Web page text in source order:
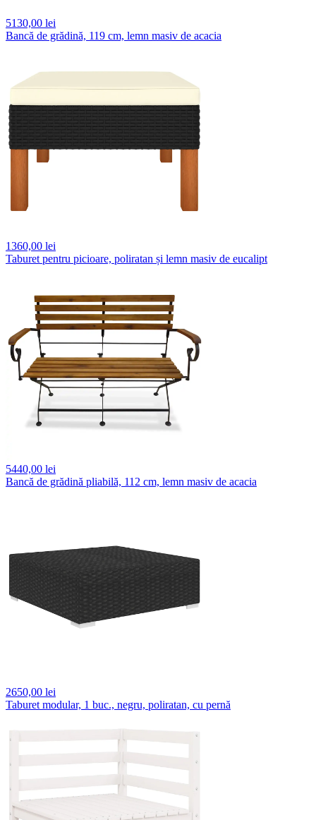
5130,00 lei
Bancă de grădină, 119 cm, lemn masiv de acacia
1360,00 lei
Taburet pentru picioare, poliratan și lemn masiv de eucalipt
5440,00 lei
Bancă de grădină pliabilă, 112 cm, lemn masiv de acacia
2650,00 lei
Taburet modular, 1 buc., negru, poliratan, cu pernă